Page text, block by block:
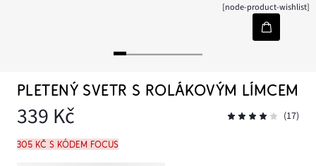
[node-product-wishlist]
PLETENÝ SVETR S ROLÁKOVÝM LÍMCEM
339 Kč (17)
305 Kč s kódem FOCUS